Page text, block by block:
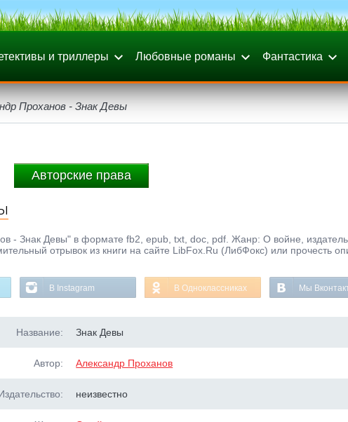
и триллеры Любовные романы Фантастика
Проханов - Знак Девы
Авторские права
- Знак Девы" в формате fb2, epub, txt, doc, pdf. Жанр: О войне,
отрывок из книги на сайте LibFox.Ru (ЛибФокс) или прочесть
В Instagram В Одноклассниках Мы
Название: Знак Девы
Автор: Александр Проханов
неизвестно